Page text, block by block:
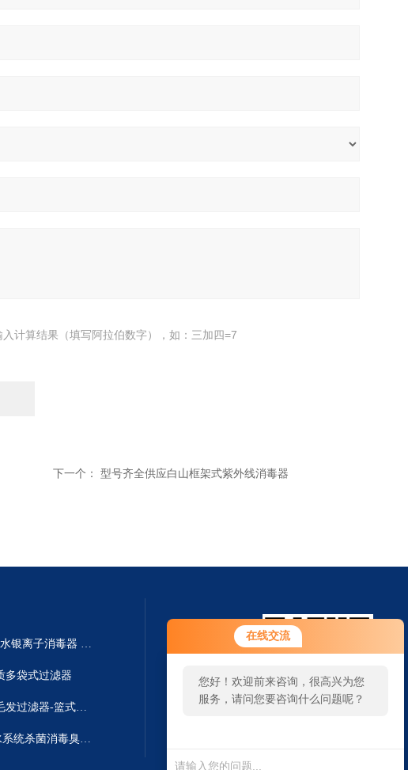
在线交流
您好！欢迎前来咨询，很高兴为您
服务，请问您要咨询什么问题呢？
了需求产品，您可以直接在线与我
入计算结果（填写阿拉伯数字），如：三加四=7
下一个： 型号齐全供应白山框架式紫外线消毒器
CK-YLZ-50泳池循环水银离子消毒器 铜离子灭菌器
多袋式过滤器
CK-ML-80污水处理毛发过滤器-篮式过滤器
CK-CY-60泳池循环水系统杀菌消毒臭氧发生器